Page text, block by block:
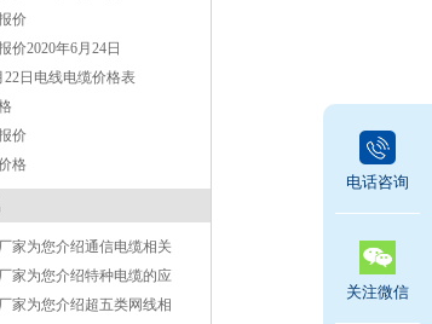
价
价2020年6月24日
22日电线电缆价格表
价
格
家为您介绍通信电缆相关
家为您介绍特种电缆的应
家为您介绍超五类网线相
电话咨询
关注微信